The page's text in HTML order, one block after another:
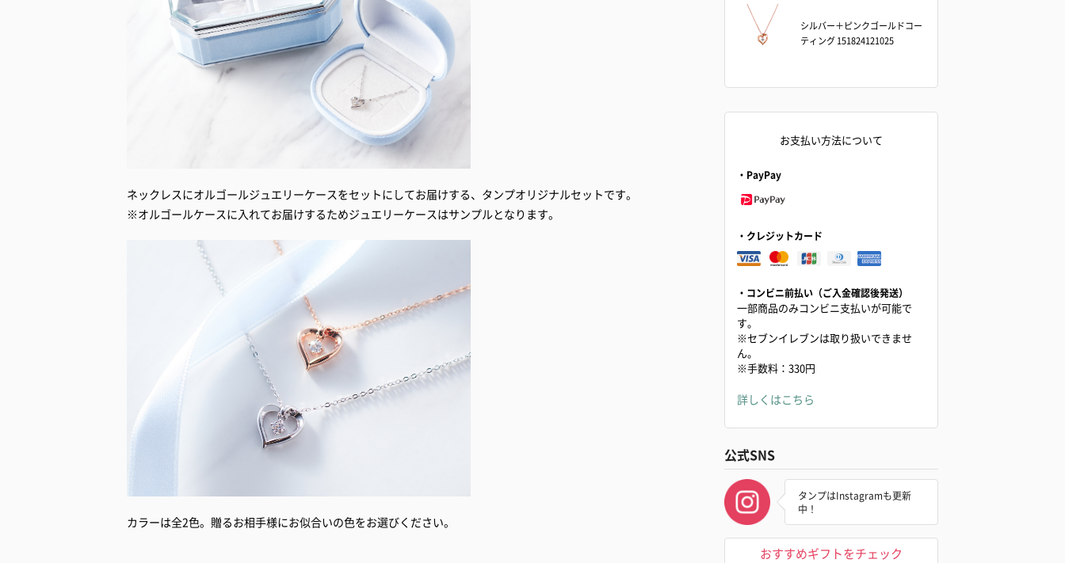
ネックレスにオルゴールジュエリーケースをセットにしてお届けする、タンプオリジナルセットです。
※オルゴールケースに入れてお届けするためジュエリーケースはサンプルとなります。
カラーは全2色。贈るお相手様にお似合いの色をお選びください。
シルバー＋ピンクゴールドコー
ティング 151824121025
お支払い方法について
・PayPay
・クレジットカード
・コンビニ前払い（ご入金確認後発送）
一部商品のみコンビニ支払いが可能で
す。
※セブンイレブンは取り扱いできませ
ん。
※手数料：330円
詳しくはこちら
公式SNS
タンプはInstagramも更新
中！
おすすめギフトをチェック